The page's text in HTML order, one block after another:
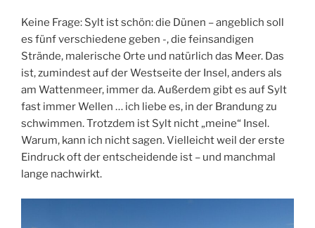
Keine Frage: Sylt ist schön: die Dünen – angeblich soll
es fünf verschiedene geben -, die feinsandigen
Strände, malerische Orte und natürlich das Meer. Das
ist, zumindest auf der Westseite der Insel, anders als
am Wattenmeer, immer da. Außerdem gibt es auf Sylt
fast immer Wellen … ich liebe es, in der Brandung zu
schwimmen. Trotzdem ist Sylt nicht „meine“ Insel.
Warum, kann ich nicht sagen. Vielleicht weil der erste
Eindruck oft der entscheidende ist – und manchmal
lange nachwirkt.